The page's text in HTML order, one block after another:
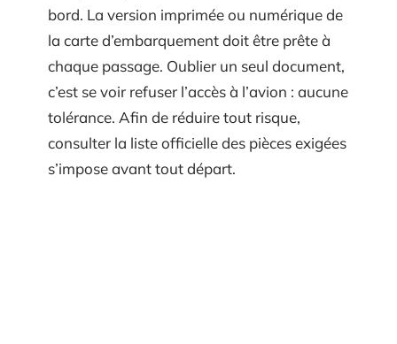
bord. La version imprimée ou numérique de
la carte d’embarquement doit être prête à
chaque passage. Oublier un seul document,
c’est se voir refuser l’accès à l’avion : aucune
tolérance. Afin de réduire tout risque,
consulter la liste officielle des pièces exigées
s’impose avant tout départ.